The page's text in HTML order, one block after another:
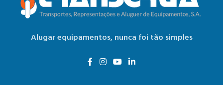
Alugar equipamentos,nunca foi tão simples